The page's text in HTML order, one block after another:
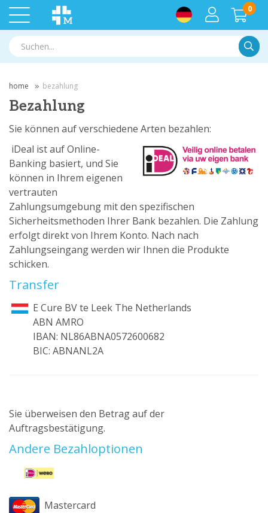
0
home bezahlung
Bezahlung
Sie können auf verschiedene Arten bezahlen:
iDeal ist auf Online-
Banking basiert, und Sie
können in Ihrem eigenen
vertrauten
Zahlungsumgebung mit den spezifischen
Sicherheitsmethoden Ihrer Bank bezahlen. Die Zahlung
erfolgt direkt von Ihrem Konto. Nach nach
Zahlungseingang werden wir Ihnen die Produkte
schicken.
Transfer
E Cure BV te Leek The Netherlands
ABN AMRO
IBAN: NL86ABNA0572600682
BIC: ABNANL2A
Sie überweisen den Betrag auf der
Auftragsbestätigung.
Andere Bezahloptionen
Mastercard